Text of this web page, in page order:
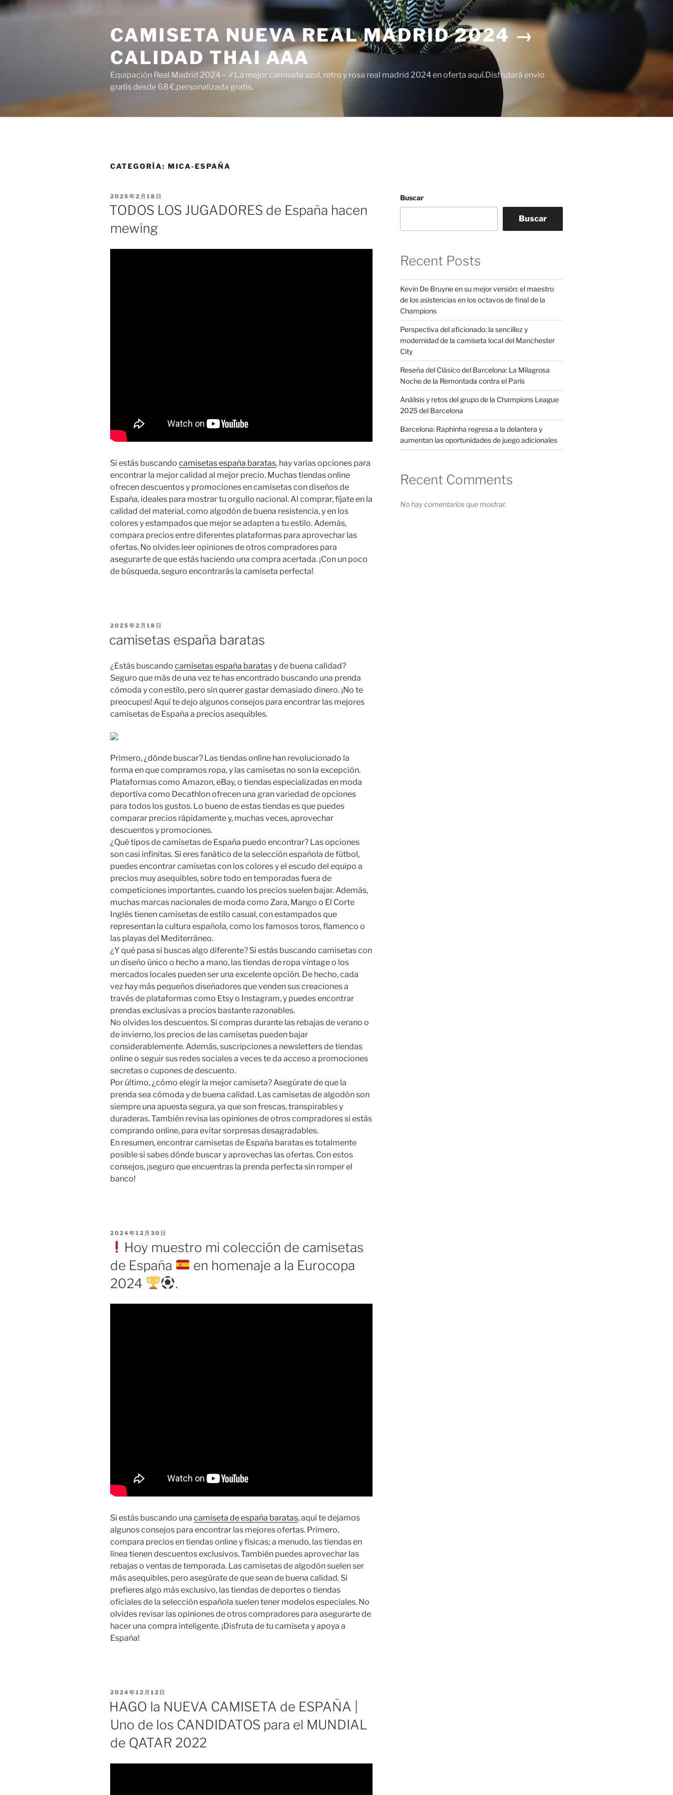
Saltar
al
CAMISETA NUEVA REAL MADRID 2024 →
CALIDAD THAI AAA
Equipación Real Madrid 2024 – ✓La mejor camiseta azul, retro y rosa real madrid 2024 en oferta aquí.Disfrutará envío
gratis desde 68 €,personalizada gratis.
CATEGORÍA: MICA-ESPAÑA
PUBLICADO
EL
2025年2月18日
TODOS LOS JUGADORES de España hacen
mewing
Si estás buscando camisetas españa baratas, hay varias opciones para
encontrar la mejor calidad al mejor precio. Muchas tiendas online
ofrecen descuentos y promociones en camisetas con diseños de
España, ideales para mostrar tu orgullo nacional. Al comprar, fíjate en la
calidad del material, como algodón de buena resistencia, y en los
colores y estampados que mejor se adapten a tu estilo. Además,
compara precios entre diferentes plataformas para aprovechar las
ofertas. No olvides leer opiniones de otros compradores para
asegurarte de que estás haciendo una compra acertada. ¡Con un poco
de búsqueda, seguro encontrarás la camiseta perfecta!
PUBLICADO
2025年2月18日
camisetas españa baratas
¿Estás buscando camisetas españa baratasy de buena calidad?
Seguro que más de una vez te has encontrado buscando una prenda
cómoda y con estilo, pero sin querer gastar demasiado dinero. ¡No te
preocupes! Aquí te dejo algunos consejos para encontrar las mejores
camisetas de España a precios asequibles.
Primero, ¿dónde buscar? Las tiendas online han revolucionado la
forma en que compramos ropa, y las camisetas no son la excepción.
Plataformas como Amazon, eBay, o tiendas especializadas en moda
deportiva como Decathlon ofrecen una gran variedad de opciones
para todos los gustos. Lo bueno de estas tiendas es que puedes
comparar precios rápidamente y, muchas veces, aprovechar
descuentos y promociones.
¿Qué tipos de camisetas de España puedo encontrar? Las opciones
son casi infinitas. Si eres fanático de la selección española de fútbol,
puedes encontrar camisetas con los colores y el escudo del equipo a
precios muy asequibles, sobre todo en temporadas fuera de
competiciones importantes, cuando los precios suelen bajar. Además,
muchas marcas nacionales de moda como Zara, Mango o El Corte
Inglés tienen camisetas de estilo casual, con estampados que
representan la cultura española, como los famosos toros, flamenco o
las playas del Mediterráneo.
¿Y qué pasa si buscas algo diferente? Si estás buscando camisetas con
un diseño único o hecho a mano, las tiendas de ropa vintage o los
mercados locales pueden ser una excelente opción. De hecho, cada
vez hay más pequeños diseñadores que venden sus creaciones a
través de plataformas como Etsy o Instagram, y puedes encontrar
prendas exclusivas a precios bastante razonables.
No olvides los descuentos. Si compras durante las rebajas de verano o
de invierno, los precios de las camisetas pueden bajar
considerablemente. Además, suscripciones a newsletters de tiendas
online o seguir sus redes sociales a veces te da acceso a promociones
secretas o cupones de descuento.
Por último, ¿cómo elegir la mejor camiseta? Asegúrate de que la
prenda sea cómoda y de buena calidad. Las camisetas de algodón son
siempre una apuesta segura, ya que son frescas, transpirables y
duraderas. También revisa las opiniones de otros compradores si estás
comprando online, para evitar sorpresas desagradables.
En resumen, encontrar camisetas de España baratas es totalmente
posible si sabes dónde buscar y aprovechas las ofertas. Con estos
consejos, ¡seguro que encuentras la prenda perfecta sin romper el
banco!
PUBLICADO
EL
2024年12月30日
Hoy muestro mi colección de camisetas
de España
en homenaje a la Eurocopa
2024
.
Si estás buscando una camiseta de españa baratas, aquí te dejamos
algunos consejos para encontrar las mejores ofertas. Primero,
compara precios en tiendas online y físicas; a menudo, las tiendas en
línea tienen descuentos exclusivos. También puedes aprovechar las
rebajas o ventas de temporada. Las camisetas de algodón suelen ser
más asequibles, pero asegúrate de que sean de buena calidad. Si
prefieres algo más exclusivo, las tiendas de deportes o tiendas
oficiales de la selección española suelen tener modelos especiales. No
olvides revisar las opiniones de otros compradores para asegurarte de
hacer una compra inteligente. ¡Disfruta de tu camiseta y apoya a
España!
PUBLICADO
EL
2024年12月12日
HAGO la NUEVA CAMISETA de ESPAÑA |
Uno de los CANDIDATOS para el MUNDIAL
de QATAR 2022
Buscar
Buscar
Recent Posts
Kevin De Bruyne en su mejor versión: el maestro
de los asistencias en los octavos de final de la
Champions
Perspectiva del aficionado: la sencillez y
modernidad de la camiseta local del Manchester
City
Reseña del Clásico del Barcelona: La Milagrosa
Noche de la Remontada contra el París
Análisis y retos del grupo de la Champions League
2025 del Barcelona
Barcelona: Raphinha regresa a la delantera y
aumentan las oportunidades de juego adicionales
Recent Comments
No hay comentarios que mostrar.